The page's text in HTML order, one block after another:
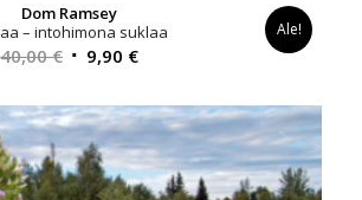
Dom Ramsey
– intohimona suklaa
40,00€ Alkuperäinen
oli:
40,00 €.
9,90 €Nykyinen
on:
9,90 €.
Ale!